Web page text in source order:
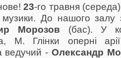
23-го травня
музики. До нашого
Морозов (бас). У
М. Глінки оперні
ведучий - Олександр